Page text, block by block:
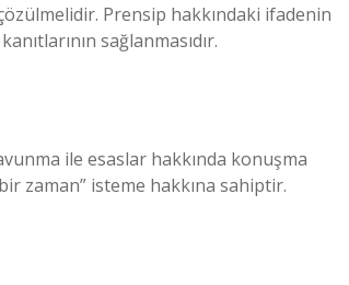
Prensip hakkındaki ifadenin
sağlanmasıdır.
ile esaslar hakkında konuşma
zaman” isteme hakkına sahiptir.